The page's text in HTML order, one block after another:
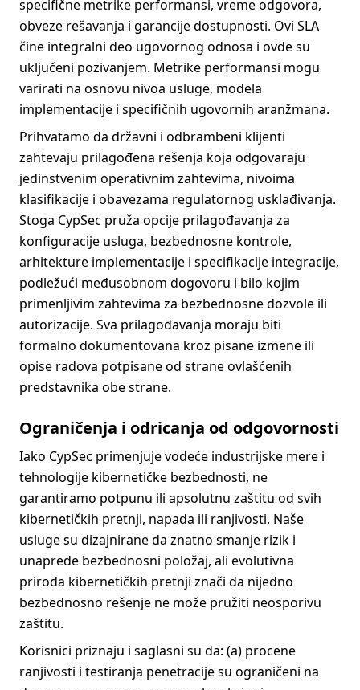
specifične metrike performansi, vreme odgovora,
obveze rešavanja i garancije dostupnosti. Ovi SLA
čine integralni deo ugovornog odnosa i ovde su
uključeni pozivanjem. Metrike performansi mogu
varirati na osnovu nivoa usluge, modela
implementacije i specifičnih ugovornih aranžmana.
Prihvatamo da državni i odbrambeni klijenti
zahtevaju prilagođena rešenja koja odgovaraju
jedinstvenim operativnim zahtevima, nivoima
klasifikacije i obavezama regulatornog usklađivanja.
Stoga CypSec pruža opcije prilagođavanja za
konfiguracije usluga, bezbednosne kontrole,
arhitekture implementacije i specifikacije integracije,
podležući međusobnom dogovoru i bilo kojim
primenljivim zahtevima za bezbednosne dozvole ili
autorizacije. Sva prilagođavanja moraju biti
formalno dokumentovana kroz pisane izmene ili
opise radova potpisane od strane ovlašćenih
predstavnika obe strane.
Ograničenja i odricanja od odgovornosti
Iako CypSec primenjuje vodeće industrijske mere i
tehnologije kibernetičke bezbednosti, ne
garantiramo potpunu ili apsolutnu zaštitu od svih
kibernetičkih pretnji, napada ili ranjivosti. Naše
usluge su dizajnirane da znatno smanje rizik i
unaprede bezbednosni položaj, ali evolutivna
priroda kibernetičkih pretnji znači da nijedno
bezbednosno rešenje ne može pružiti neosporivu
zaštitu.
Korisnici priznaju i saglasni su da: (a) procene
ranjivosti i testiranja penetracije su ograničeni na